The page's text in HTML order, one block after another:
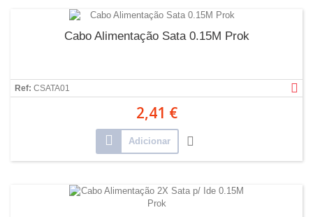
Cabo Alimentação Sata 0.15M Prok
Ref: CSATA01
2,41 €
Adicionar